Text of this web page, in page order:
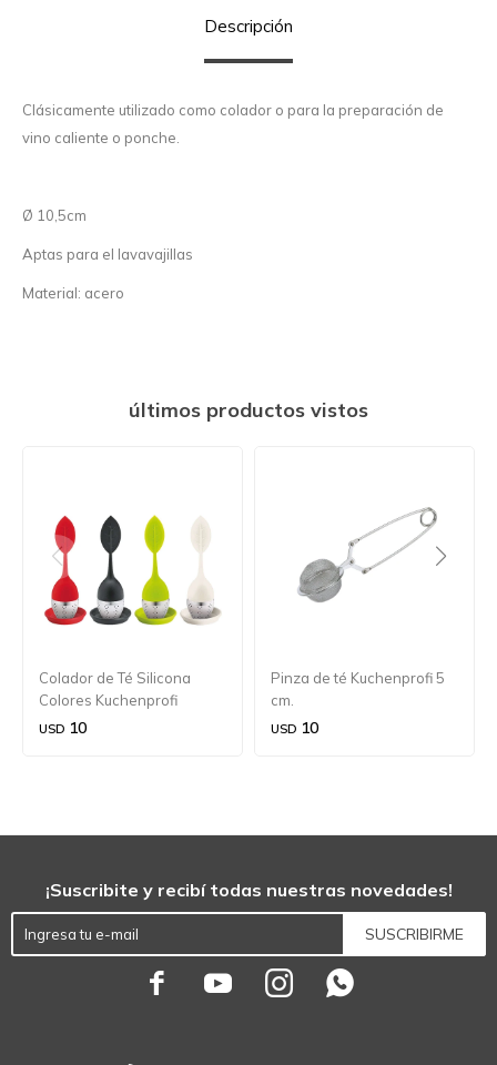
Descripción
Clásicamente utilizado como colador o para la preparación de
vino caliente o ponche.
Ø 10,5cm
Aptas para el lavavajillas
Material: acero
últimos productos vistos
Colador de Té Silicona
Colores Kuchenprofi
USD 10
Pinza de té Kuchenprofi 5
cm.
USD 10
¡Suscribite y recibí todas nuestras novedades!
SUSCRIBIRME
   